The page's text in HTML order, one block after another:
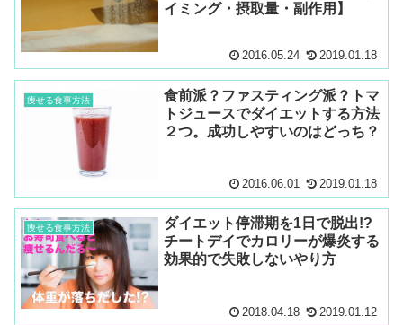
イミング・摂取量・副作用】
2016.05.24 2019.01.18
痩せる食事方法
食前派？ファスティング派？トマ
トジュースでダイエットする方法
２つ。成功しやすいのはどっち？
2016.06.01 2019.01.18
痩せる食事方法
ダイエット停滞期を1日で脱出!?
チートデイでカロリーが爆炎する
効果的で失敗しないやり方
2018.04.18 2019.01.12